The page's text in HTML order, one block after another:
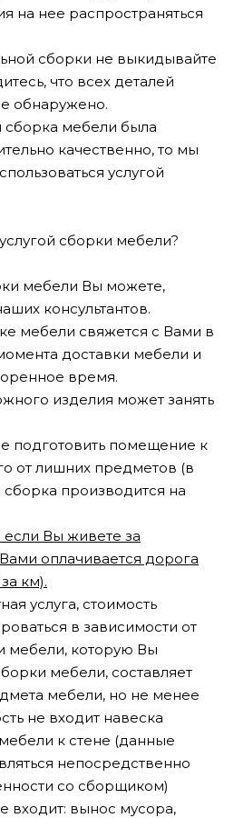
на нее распространяться
сборки не выкидывайте
что всех деталей
обнаружено.
сборка мебели была
качественно, то мы
услугой
сборки мебели?
мебели Вы можете,
консультантов.
мебели свяжется с Вами в
доставки мебели и
время.
изделия может занять
подготовить помещение к
от лишних предметов (в
производится на
Вы живете за
оплачивается дорога
км).
услуга, стоимость
в зависимости от
мебели, которую Вы
мебели, составляет
мебели, но не менее
не входит навеска
к стене (данные
непосредственно
со сборщиком)
входит: вынос мусора,